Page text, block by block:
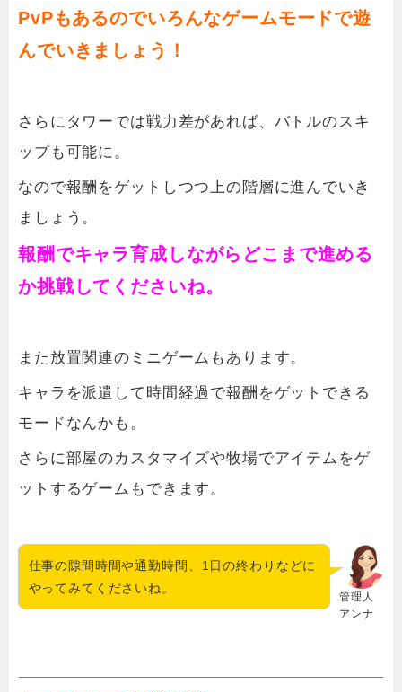
PvPもあるのでいろんなゲームモードで遊
んでいきましょう！
さらにタワーでは戦力差があれば、バトルのスキ
ップも可能に。
なので報酬をゲットしつつ上の階層に進んでいき
ましょう。
報酬でキャラ育成しながらどこまで進める
か挑戦してくださいね。
また放置関連のミニゲームもあります。
キャラを派遣して時間経過で報酬をゲットできる
モードなんかも。
さらに部屋のカスタマイズや牧場でアイテムをゲ
ットするゲームもできます。
管理人
アンナ
仕事の隙間時間や通勤時間、1日の終わりなどに
やってみてくださいね。